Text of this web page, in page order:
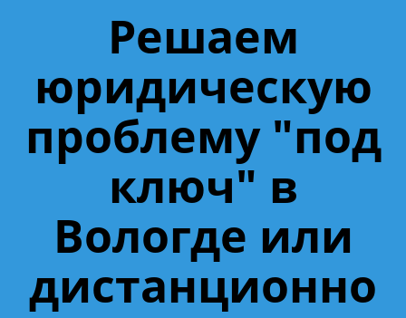
Решаем
юридическую
проблему "под
ключ" в
Вологде или
дистанционно